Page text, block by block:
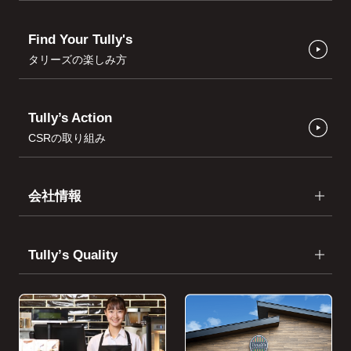
Find Your Tully's
タリーズの楽しみ方
Tully’s Action
CSRの取り組み
会社情報
Tullyʼs Quality